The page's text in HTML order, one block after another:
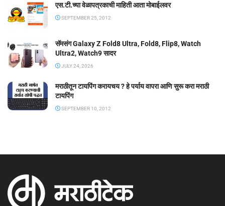
एस.टी.च्या वेळापत्रकाची माहिती आता मोबाईलवर
SEPTEMBER 25, 2012
सॅमसंग Galaxy Z Fold8 Ultra, Fold8, Flip8, Watch
Ultra2, Watch9 सादर
JULY 24, 2026
मराठीतून टायपिंग करायचय ? हे पर्याय वापरा आणि सुरू करा मराठी
टायपिंग
SEPTEMBER 10, 2012